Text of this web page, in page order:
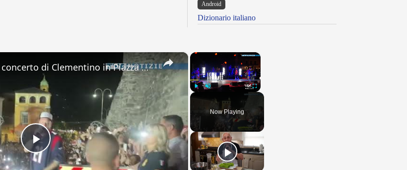
Android
Dizionario italiano
×
Fullscreen
Now Playing
×
Play
Adrano. Travolgente concerto di Clementino in Piazza Umberto